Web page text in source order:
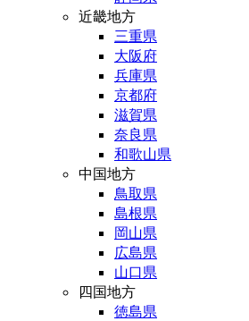
近畿地方
三重県
大阪府
兵庫県
京都府
滋賀県
奈良県
和歌山県
中国地方
鳥取県
島根県
岡山県
広島県
山口県
四国地方
徳島県